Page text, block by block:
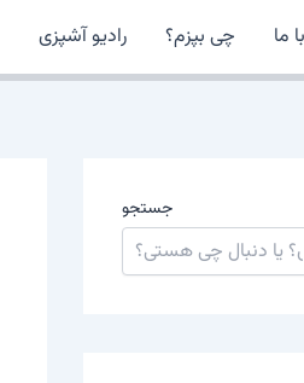
رادیو آشپزی چی بپزم؟ ما
جستجو